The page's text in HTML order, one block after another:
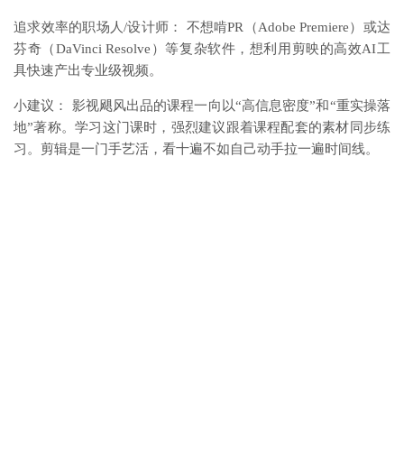
追求效率的职场人/设计师： 不想啃PR（Adobe Premiere）或达
芬奇（DaVinci Resolve）等复杂软件，想利用剪映的高效AI工
具快速产出专业级视频。
小建议： 影视飓风出品的课程一向以“高信息密度”和“重实操落
地”著称。学习这门课时，强烈建议跟着课程配套的素材同步练
习。剪辑是一门手艺活，看十遍不如自己动手拉一遍时间线。